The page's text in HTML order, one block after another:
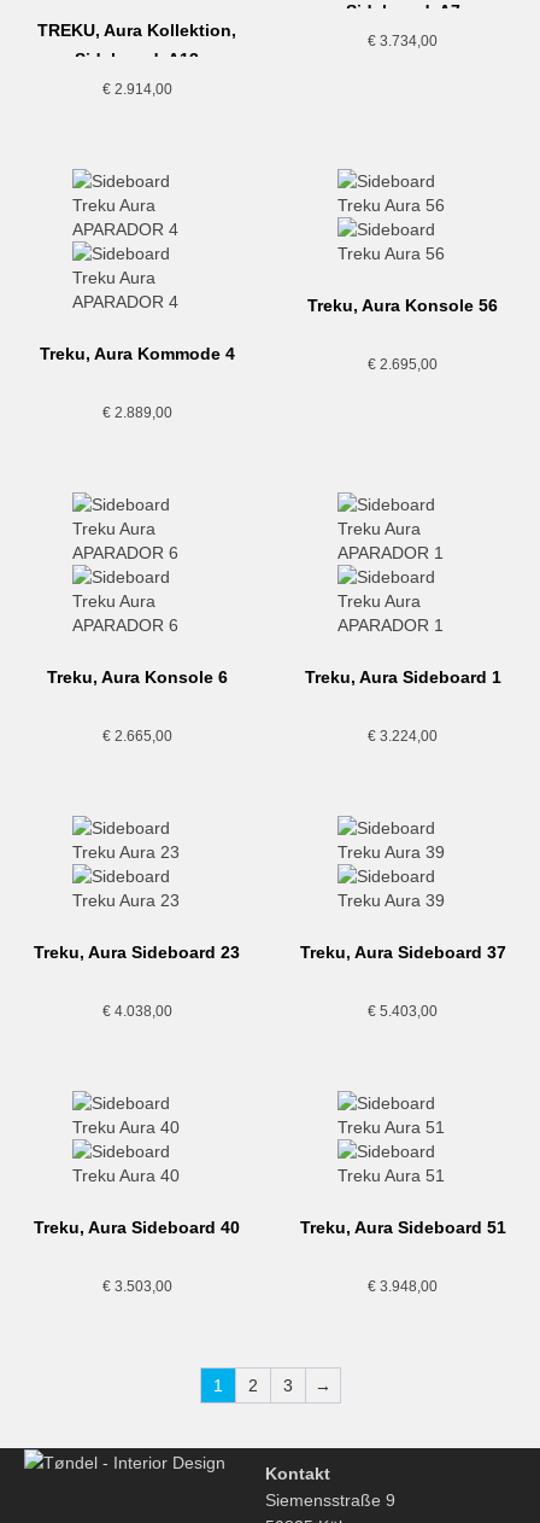
TREKU, Aura Kollektion,
Sideboard, A13
€2.914,00
Sideboard, A7
€ 3.734,00
Treku, Aura Kommode 4
€2.889,00
Treku, Aura Konsole 56
€ 2.695,00
Treku, Aura Konsole 6
€2.665,00
Treku, Aura Sideboard 1
€ 3.224,00
Treku, Aura Sideboard 23
€4.038,00
Treku, Aura Sideboard 37
€ 5.403,00
Treku, Aura Sideboard 40
€3.503,00
Treku, Aura Sideboard 51
€ 3.948,00
1 2 3 →
Kontakt
Siemensstraße 9